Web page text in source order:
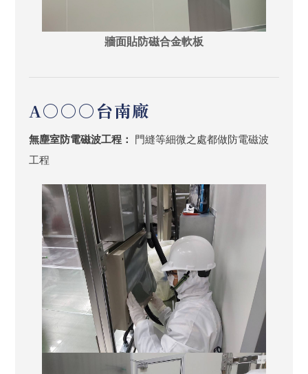
牆面貼防磁合金軟板
A○○○台南廠
無塵室防電磁波工程：
門縫等細微之處都做防電磁波
工程